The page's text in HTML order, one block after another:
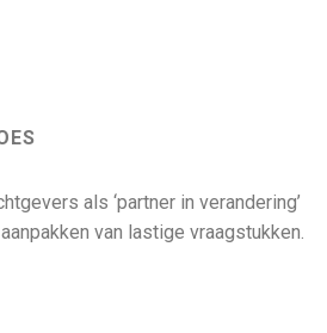
als ‘partner in verandering’
van lastige vraagstukken.